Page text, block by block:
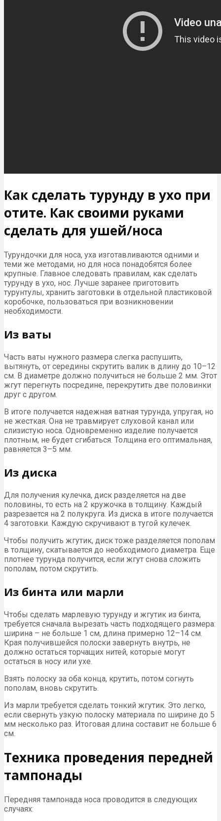
Как сделать турунду в ухо при
отите. Как своими руками
сделать для ушей/носа
Турундочки для носа, уха изготавливаются одними и
теми же методами, но для носа понадобятся более
крупные. Главное следовать правилам, как сделать
турунду в ухо, нос. Лучше заранее приготовить
турунтулы, хранить заготовки в отдельной пластиковой
коробочке, пользоваться при возникновении
необходимости.
Из ваты
Часть ваты нужного размера слегка распушить,
вытянуть, от середины скрутить валик в длину до 10–12
см. В диаметре должно получиться не больше 2 мм. Этот
жгут перегнуть посредине, перекрутить две половинки
друг с другом.
В итоге получается надежная ватная турунда, упругая, но
не жесткая. Она не травмирует слуховой канал или
слизистую носа. Одновременно изделие получается
плотным, не будет сгибаться. Толщина его оптимальная,
равняется 3–5 мм.
Из диска
Для получения кулечка, диск разделяется на две
половины, то есть на 2 кружочка в толщину. Каждый
разрезается на 2 полукруга. Из диска в итоге получается
4 заготовки. Каждую скручивают в тугой кулечек.
Чтобы получить жгутик, диск тоже разделяется пополам
в толщину, скатывается до необходимого диаметра. Еще
плотнее турунда получится, если жгут снова сложить
пополам, потом скрутить.
Из бинта или марли
Чтобы сделать марлевую турунду и жгутик из бинта,
требуется сначала вырезать часть подходящего размера:
ширина – не больше 1 см, длина примерно 12–14 см.
Края получившейся полоски завернуть внутрь, не
должно остаться торчащих нитей, которые могут
остаться в носу или ухе.
Взять полоску за оба конца, крутить, потом согнуть
пополам, вновь скрутить.
Из марли требуется сделать тонкий жгутик. Это легко,
если свернуть узкую полоску материала по ширине до 5
мм несколько раз. Итоговая длина составит не больше 6
см.
Техника проведения передней
тампонады
Передняя тампонада носа проводится в следующих
случаях: